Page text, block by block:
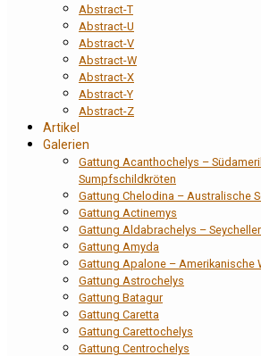
Abstract-T
Abstract-U
Abstract-V
Abstract-W
Abstract-X
Abstract-Y
Abstract-Z
Artikel
Galerien
Gattung Acanthochelys –
Sumpfschildkröten
Gattung Chelodina – Australische
Gattung Actinemys
Gattung Aldabrachelys –
Gattung Amyda
Gattung Apalone – Amerikanische
Gattung Astrochelys
Gattung Batagur
Gattung Caretta
Gattung Carettochelys
Gattung Centrochelys